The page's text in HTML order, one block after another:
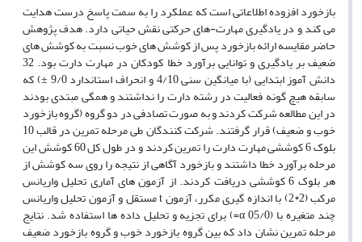
بازخورد افزوده اطلاعاتی است که عملکرد را به سمت پاسخ درست هدایت
میکند و در یادگیری مهارت-های حرکتی نقش حیاتی دارد. هدف پژوهش
حاضر مقایسه ارائه بازخورد پس از کوششهای خوب نسبت به کوششهای
ضعیف بر یادگیری و توانایی برآورد خطا کودکان در مهارت دارت بود. 32
دانشآموز ابتدایی (با میانگین سنی 4/10 و انحراف استاندارد 9/0 ±) که
سابقه هیچ گونه فعالیت در رشته دارت را نداشتند و همگی مبتدی بودند
در این مطالعه شرکت کردند و به صورت تصادفی در دو گروه (گروه بازخورد
خوب و ضعیف) قرار گرفتند. شرکت کنندگان طی مرحله تمرین در قالب 10
بلوک 6 کوششی مهارت دارت را تمرین کردند و در طول کل 60 کوشش این
مرحله برآورد خطا داشتند و بازخورد آگاهی از نتیجه را روی سه کوشش از
هر بلوک 6 کوششی دریافت کردند. از آزمون های آماری تحلیل واریانس
مرکب (2*2) با اندازه گیری مکرر، آزمونtمستقل و آزمون تحلیل واریانس
چند متغیره با (05/0 α=) برای تجزیه و تحلیل دادهها استفاده شد. نتایج
مرحله تمرین نشان داد که بین گروه بازخورد خوب و گروه بازخورد ضعیف